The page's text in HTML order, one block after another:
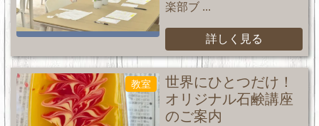
楽部ブ ...
詳しく見る
教室
世界にひとつだけ！
オリジナル石鹸講座
のご案内